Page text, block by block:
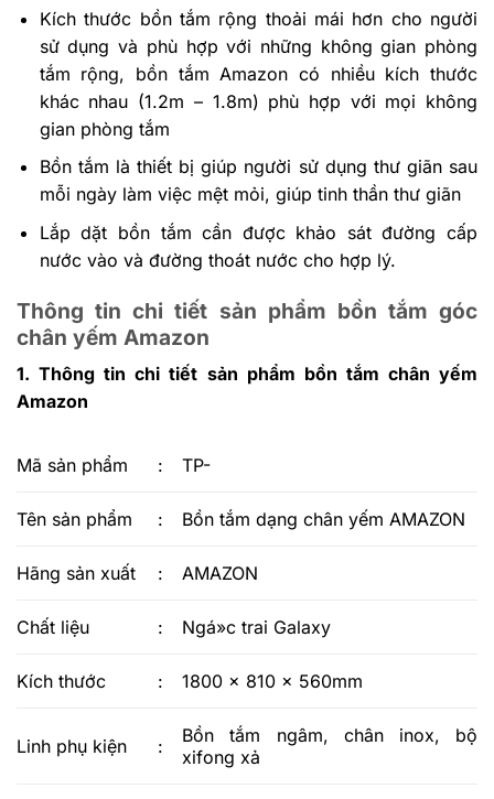
Kích thước bồn tắm rộng thoải mái hơn cho người
sử dụng và phù hợp với những không gian phòng
tắm rộng, bồn tắm Amazon có nhiều kích thước
khác nhau (1.2m – 1.8m) phù hợp với mọi không
gian phòng tắm
Bồn tắm là thiết bị giúp người sử dụng thư giãn sau
mỗi ngày làm việc mệt mỏi, giúp tinh thần thư giãn
Lắp dặt bồn tắm cần được khảo sát đường cấp
nước vào và đường thoát nước cho hợp lý.
Thông tin chi tiết sản phẩm bồn tắm góc
chân yếm Amazon
1. Thông tin chi tiết sản phẩm bồn tắm chân yếm
Amazon
Mã sản phẩm : TP-
Tên sản phẩm : Bồn tắm dạng chân yếm AMAZON
Hãng sản xuất : AMAZON
Chất liệu : Ngá»c trai Galaxy
Kích thước : 1800 x 810 x 560mm
Linh phụ kiện :
Bồn tắm ngâm, chân inox, bộ
xifong xả